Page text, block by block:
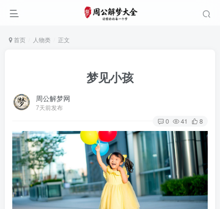
首页 人物类 正文
梦见小孩
周公解梦网
7天前发布
0 41 8